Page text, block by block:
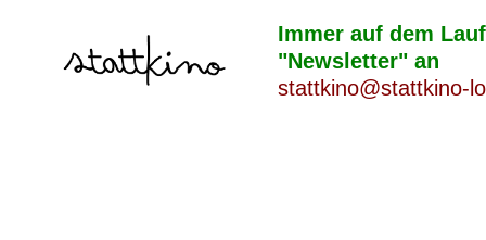
Immer auf dem
"Newsletter" an
stattkino@stattkino-